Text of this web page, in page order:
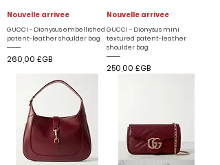
Nouvelle arrivee
GUCCI - Dionysus embellished
patent-leather shoulder bag
Prix
260,00 £GB
Nouvelle arrivee
GUCCI - Dionysus mini
textured patent-leather
shoulder bag
Prix
250,00 £GB